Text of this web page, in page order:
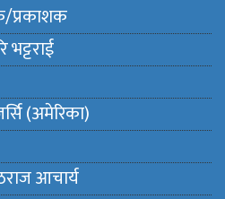
प्रकाशक
(अमेरिका)
आचार्य